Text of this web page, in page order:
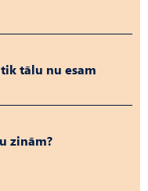
tālu nu esam
zinām?